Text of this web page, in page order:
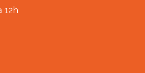
12h